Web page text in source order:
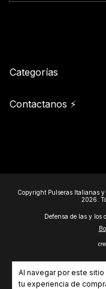
Al navegar por este sitio
tu experiencia de
Categorías
Contactanos ⚡
Copyright Pulseras Italianas
2026.
Defensa de las y los